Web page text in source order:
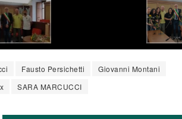
Fausto Persichetti
Giovanni Montani
SARA MARCUCCI